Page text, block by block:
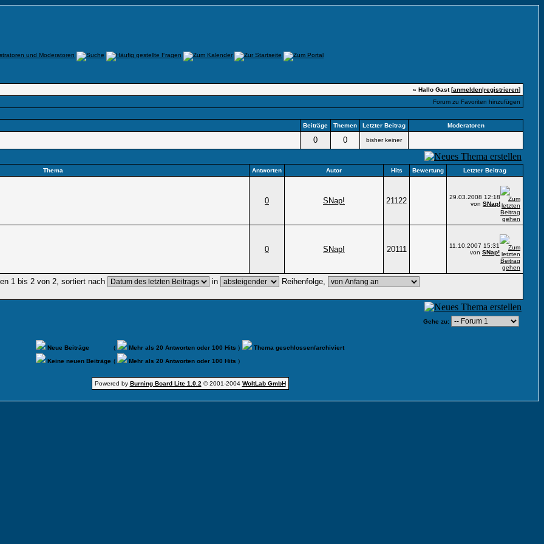
» Hallo Gast [anmelden|registrieren]
Forum zu Favoriten hinzufügen
Beiträge Themen Letzter Beitrag Moderatoren
0 0 bisher keiner
Thema Antworten Autor Hits Bewertung Letzter Beitrag
0 SNap! 21122 29.03.2008 12:18
von SNap!
0 SNap! 20111 11.10.2007 15:31
von SNap!
1 bis 2 von 2, sortiert nach in Reihenfolge,
Gehe zu:
Neue Beiträge ( Mehr als 20 Antworten oder 100 Hits )
Thema geschlossen/archiviert
Keine neuen Beiträge ( Mehr als 20 Antworten oder 100 Hits )
Powered by Burning Board Lite 1.0.2 © 2001-2004 WoltLab GmbH